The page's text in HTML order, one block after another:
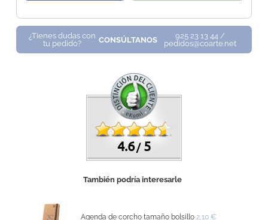
¿Tienes dudas con
tu pedido?
CONSÚLTANOS
925 23 13 44 /
pedidos@coarte.net
4.6 /5
También podría interesarle
Agenda de corcho tamaño bolsillo 2,10 €